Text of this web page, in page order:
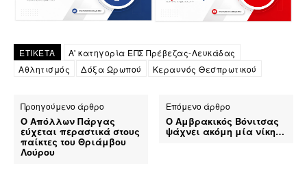
ΕΤΙΚΕΤΑ
Α' κατηγορία ΕΠΣ Πρέβεζας-Λευκάδας
Αθλητισμός
Δόξα Ωρωπού Κεραυνός Θεσπρωτικού
Προηγούμενο άρθρο
Ο Απόλλων Πάργας
εύχεται περαστικά στους
παίκτες του Θριάμβου
Λούρου
Επόμενο άρθρο
Ο Αμβρακικός Βόνιτσας
ψάχνει ακόμη μία νίκη…